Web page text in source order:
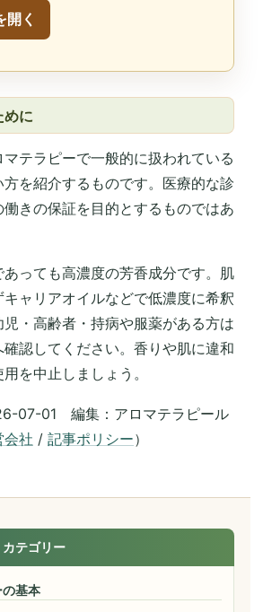
開く
めに
テラピーで一般的に扱われている
を紹介するものです。医療的な診
きの保証を目的とするものではあ
っても高濃度の芳香成分です。肌
ャリアオイルなどで低濃度に希釈
児・高齢者・持病や服薬がある方は
認してください。香りや肌に違和
を中止しましょう。
07-01 編集：アロマテラピール
会社 / 記事ポリシー）
テゴリー
基本